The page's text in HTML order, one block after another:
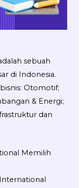
sebuah
di Indonesia.
Otomotif;
& Energi;
dan
Memilih